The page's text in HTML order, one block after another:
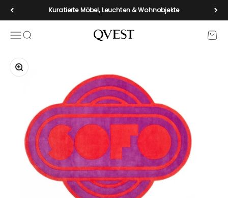
Zum Inhalt springenKuratierte Möbel, Leuchten & Wohnobjekte
Navigationsmenü öffnen
Suche öffnen qvest-de
Bild vergrößern